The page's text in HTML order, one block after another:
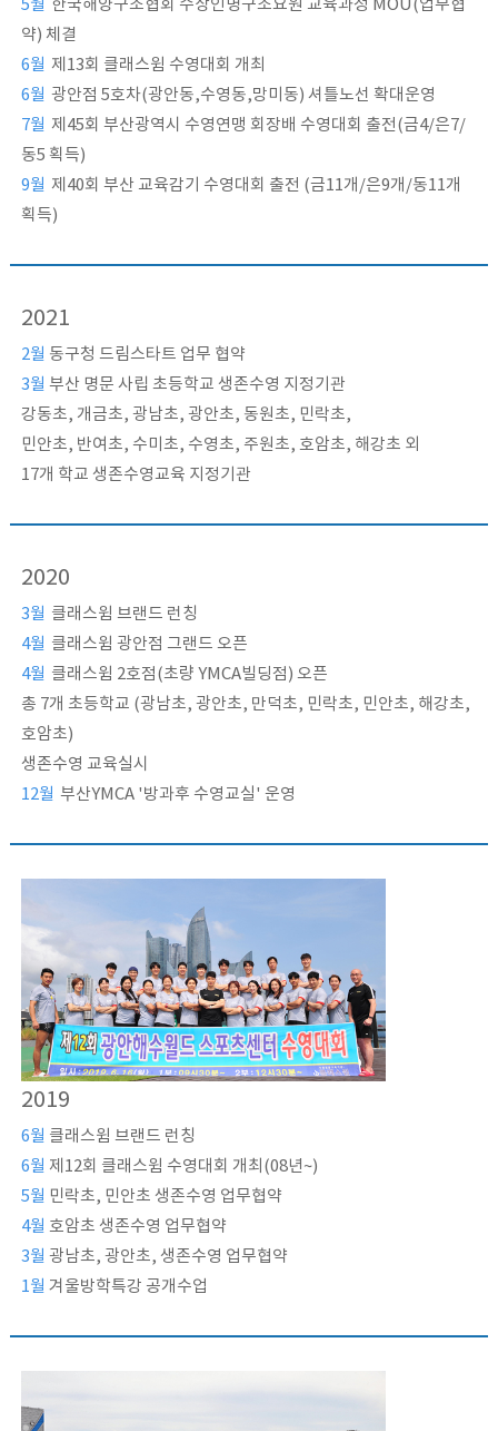
5월 한국해양구조협회 수상인명구조요원 교육과정 MOU(업무협
약) 체결
6월 제13회 클래스윔 수영대회 개최
6월 광안점 5호차(광안동,수영동,망미동) 셔틀노선 확대운영
7월 제45회 부산광역시 수영연맹 회장배 수영대회 출전(금4/은7/
동5 획득)
9월 제40회 부산 교육감기 수영대회 출전 (금11개/은9개/동11개
획득)
2021
2월 동구청 드림스타트 업무 협약
3월 부산 명문 사립 초등학교 생존수영 지정기관
강동초, 개금초, 광남초, 광안초, 동원초, 민락초,
민안초, 반여초, 수미초, 수영초, 주원초, 호암초, 해강초 외
17개 학교 생존수영교육 지정기관
2020
3월 클래스윔 브랜드 런칭
4월 클래스윔 광안점 그랜드 오픈
4월 클래스윔 2호점(초량 YMCA빌딩점) 오픈
총 7개 초등학교 (광남초, 광안초, 만덕초, 민락초, 민안초, 해강초,
호암초)
생존수영 교육실시
12월 부산YMCA '방과후 수영교실' 운영
2019
6월 클래스윔 브랜드 런칭
6월 제12회 클래스윔 수영대회 개최(08년~)
5월 민락초, 민안초 생존수영 업무협약
4월 호암초 생존수영 업무협약
3월 광남초, 광안초, 생존수영 업무협약
1월 겨울방학특강 공개수업